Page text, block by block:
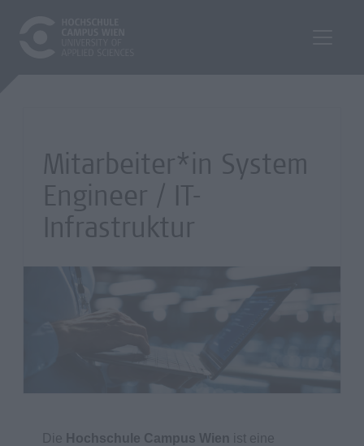
Mitarbeiter*in System
Engineer / IT-
Infrastruktur
Die Hochschule Campus Wien
ist eine